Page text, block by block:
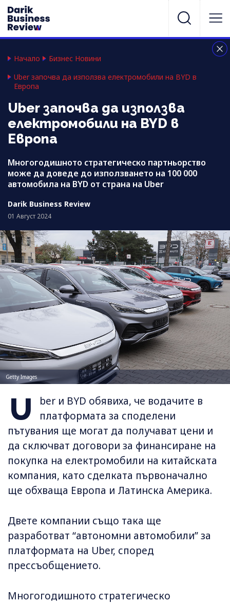
Начало
Бизнес Новини
Uber започва да използва електромобили на BYD в
Европа
Uber започва да използва
електромобили на BYD в
Европа
Многогодишното стратегическо партньорство
може да доведе до използването на 100 000
автомобила на BYD от страна на Uber
Darik Business Review
01 Август 2024
Getty Images
U
ber и BYD обявиха, че водачите в
платформата за споделени
пътувания ще могат да получават цени и
да сключват договори за финансиране на
покупка на електромобили на китайската
компания, като сделката първоначално
ще обхваща Европа и Латинска Америка.
Двете компании също така ще
разработват “автономни автомобили” за
платформата на Uber, според
прессъобщението.
Многогодишното стратегическо